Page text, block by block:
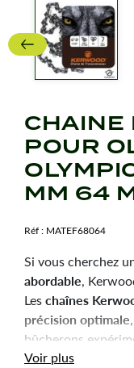
CHAINE
POUR
MM 64
Réf : MATEF68064
Si vous cherchez
abordable,
Leschaînes
précision optimale
bûcherons
Durabilité
Voir plus